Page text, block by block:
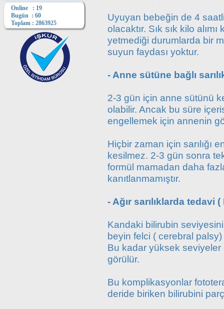
Online : 19
Bugün : 60
Toplam : 2863925
Uyuyan bebeğin de 4
olacaktır. Sık sık kilo
yetmediği durumlarda bir
suyun faydası yoktur.
- Anne sütüne bağlı
2-3 gün için anne sütünü
olabilir. Ancak bu süre
engellemek için annenin
Hiçbir zaman için sarılığı
kesilmez. 2-3 gün sonra
formül mamadan daha
kanıtlanmamıştır.
- Ağır sarılıklarda tedavi
Kandaki bilirubin
beyin felci ( cerebral
Bu kadar yüksek seviyeler
görülür.
Bu komplikasyonlar
deride biriken bilirubini